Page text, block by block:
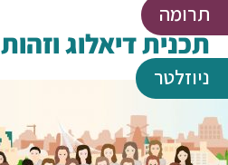
תכנית דיאלוג וזהות
תרומה
ניוזלטר